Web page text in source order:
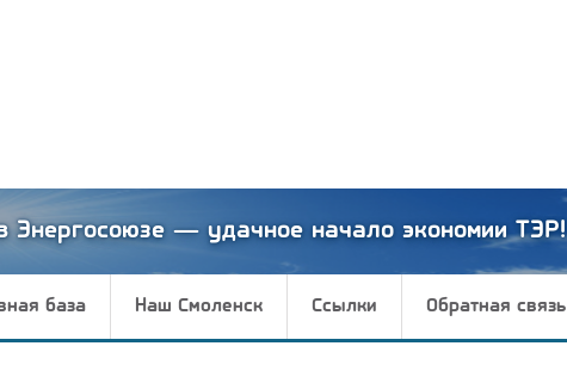
Энергосоюзе — удачное начало экономии ТЭР!
база Наш Смоленск Ссылки Обратная связь